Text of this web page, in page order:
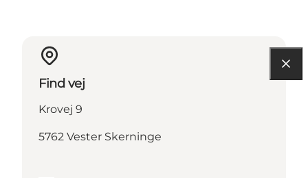
Find vej
Krovej 9
5762 Vester Skerninge